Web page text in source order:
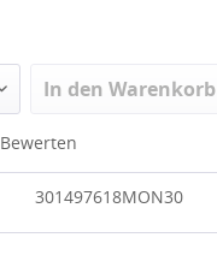
In den Warenkorb
Bewerten
301497618MON30